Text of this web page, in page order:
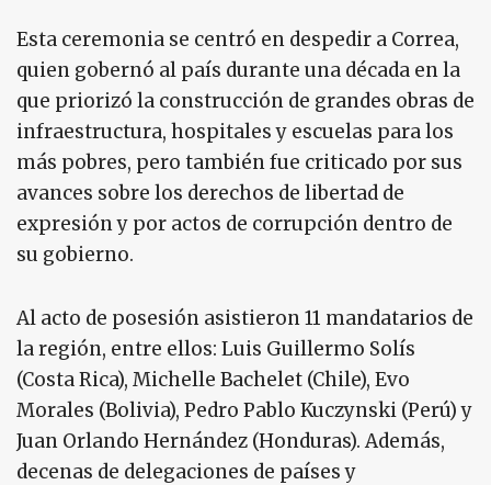
Esta ceremonia se centró en despedir a Correa,
quien gobernó al país durante una década en la
que priorizó la construcción de grandes obras de
infraestructura, hospitales y escuelas para los
más pobres, pero también fue criticado por sus
avances sobre los derechos de libertad de
expresión y por actos de corrupción dentro de
su gobierno.
Al acto de posesión asistieron 11 mandatarios de
la región, entre ellos: Luis Guillermo Solís
(Costa Rica), Michelle Bachelet (Chile), Evo
Morales (Bolivia), Pedro Pablo Kuczynski (Perú) y
Juan Orlando Hernández (Honduras). Además,
decenas de delegaciones de países y